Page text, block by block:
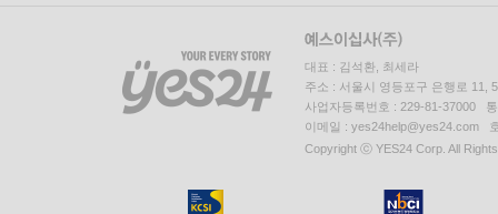
대표 : 김석환, 최세라
주소 : 서울시 영등포구 은행로 11,
사업자등록번호 : 229-81-37000
이메일 : yes24help@yes24.com
Copyright ⓒ YES24 Corp. All